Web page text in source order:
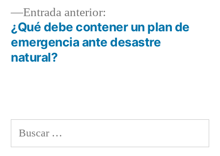
entradas
Entrada anterior:
anterior:
¿Qué debe contener un plan de
emergencia ante desastre
natural?
Buscar: